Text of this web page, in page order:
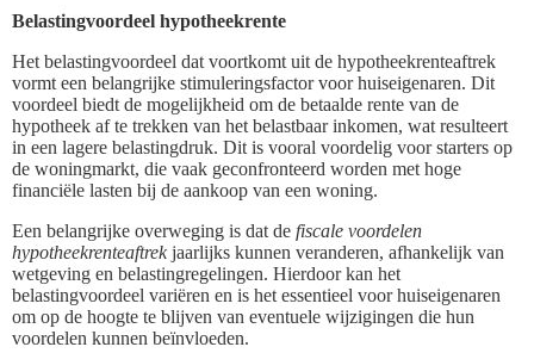
Belastingvoordeel hypotheekrente
Het belastingvoordeel dat voortkomt uit de hypotheekrenteaftrek
vormt een belangrijke stimuleringsfactor voor huiseigenaren. Dit
voordeel biedt de mogelijkheid om de betaalde rente van de
hypotheek af te trekken van het belastbaar inkomen, wat resulteert
in een lagere belastingdruk. Dit is vooral voordelig voor starters op
de woningmarkt, die vaak geconfronteerd worden met hoge
financiële lasten bij de aankoop van een woning.
Een belangrijke overweging is dat de fiscale voordelen
hypotheekrenteaftrekjaarlijks kunnen veranderen, afhankelijk van
wetgeving en belastingregelingen. Hierdoor kan het
belastingvoordeel variëren en is het essentieel voor huiseigenaren
om op de hoogte te blijven van eventuele wijzigingen die hun
voordelen kunnen beïnvloeden.